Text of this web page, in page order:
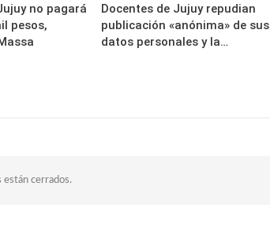
no pagará
pesos,
Docentes de Jujuy repudian
publicación «anónima» de sus
datos personales y la…
están cerrados.